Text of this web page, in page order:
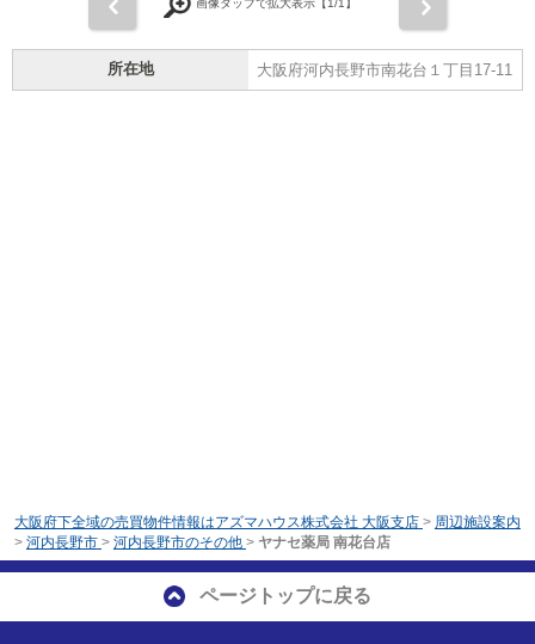
画像タップで拡大表示【1/1】
所在地 大阪府河内長野市南花台１丁目17-11
大阪府下全域の売買物件情報はアズマハウス株式会社 大阪支店 > 周辺施設案内
> 河内長野市 > 河内長野市のその他 > ヤナセ薬局 南花台店
ページトップに戻る